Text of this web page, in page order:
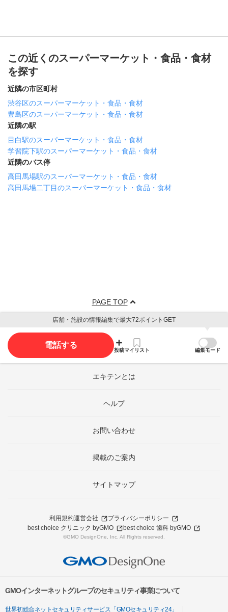
この近くのスーパーマーケット・食品・食材
を探す
近隣の市区町村
渋谷区のスーパーマーケット・食品・食材
豊島区のスーパーマーケット・食品・食材
近隣の駅
目白駅のスーパーマーケット・食品・食材
学習院下駅のスーパーマーケット・食品・食材
近隣のバス停
高田馬場駅のスーパーマーケット・食品・食材
高田馬場二丁目のスーパーマーケット・食品・食材
PAGE TOP
店舗・施設の情報編集で最大72ポイントGET
電話する
投稿マイリスト 編集モード
エキテンとは
ヘルプ
お問い合わせ
掲載のご案内
サイトマップ
利用規約運営会社
プライバシーポリシー
best choice クリニック byGMO
best choice 歯科 byGMO
©GMO DesignOne, Inc. All Rights reserved.
GMOインターネットグループのセキュリティ事業について
世界初総合ネットセキュリティサービス「GMOセキュリティ24」